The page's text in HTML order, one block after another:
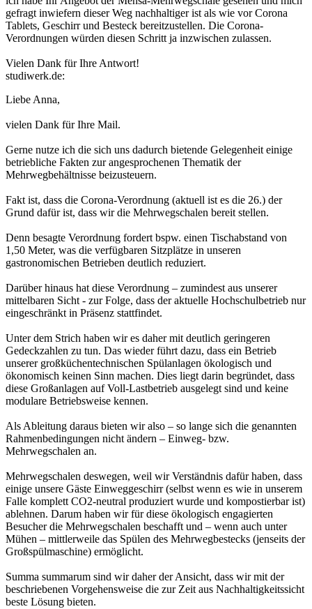
gefragt inwiefern dieser Weg nachhaltiger ist als wie vor Corona
Tablets, Geschirr und Besteck bereitzustellen. Die Corona-
Verordnungen würden diesen Schritt ja inzwischen zulassen.
Vielen Dank für Ihre Antwort!
studiwerk.de:
Liebe Anna,
vielen Dank für Ihre Mail.
Gerne nutze ich die sich uns dadurch bietende Gelegenheit einige
betriebliche Fakten zur angesprochenen Thematik der
Mehrwegbehältnisse beizusteuern.
Fakt ist, dass die Corona-Verordnung (aktuell ist es die 26.) der
Grund dafür ist, dass wir die Mehrwegschalen bereit stellen.
Denn besagte Verordnung fordert bspw. einen Tischabstand von
1,50 Meter, was die verfügbaren Sitzplätze in unseren
gastronomischen Betrieben deutlich reduziert.
Darüber hinaus hat diese Verordnung – zumindest aus unserer
mittelbaren Sicht - zur Folge, dass der aktuelle Hochschulbetrieb nur
eingeschränkt in Präsenz stattfindet.
Unter dem Strich haben wir es daher mit deutlich geringeren
Gedeckzahlen zu tun. Das wieder führt dazu, dass ein Betrieb
unserer großküchentechnischen Spülanlagen ökologisch und
ökonomisch keinen Sinn machen. Dies liegt darin begründet, dass
diese Großanlagen auf Voll-Lastbetrieb ausgelegt sind und keine
modulare Betriebsweise kennen.
Als Ableitung daraus bieten wir also – so lange sich die genannten
Rahmenbedingungen nicht ändern – Einweg- bzw.
Mehrwegschalen an.
Mehrwegschalen deswegen, weil wir Verständnis dafür haben, dass
einige unsere Gäste Einweggeschirr (selbst wenn es wie in unserem
Falle komplett CO2-neutral produziert wurde und kompostierbar ist)
ablehnen. Darum haben wir für diese ökologisch engagierten
Besucher die Mehrwegschalen beschafft und – wenn auch unter
Mühen – mittlerweile das Spülen des Mehrwegbestecks (jenseits der
Großspülmaschine) ermöglicht.
Summa summarum sind wir daher der Ansicht, dass wir mit der
beschriebenen Vorgehensweise die zur Zeit aus Nachhaltigkeitssicht
beste Lösung bieten.